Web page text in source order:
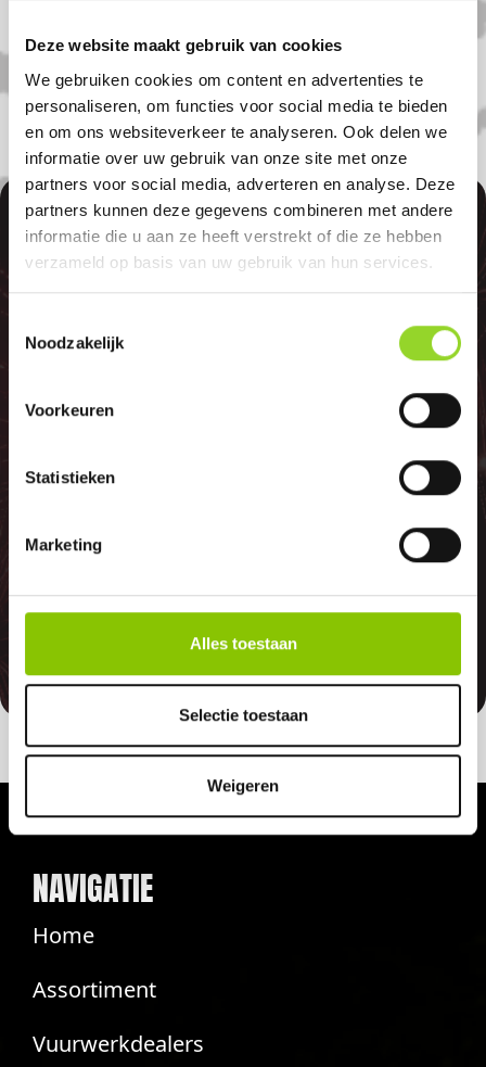
Deze website maakt gebruik van cookies
We gebruiken cookies om content en advertenties te
personaliseren, om functies voor social media te bieden
en om ons websiteverkeer te analyseren. Ook delen we
informatie over uw gebruik van onze site met onze
partners voor social media, adverteren en analyse. Deze
partners kunnen deze gegevens combineren met andere
informatie die u aan ze heeft verstrekt of die ze hebben
verzameld op basis van uw gebruik van hun services.
Noodzakelijk
Voorkeuren
Statistieken
Marketing
Alles toestaan
Selectie toestaan
Weigeren
Ingen , Lienden of Kesteren komt.
100%
GELD TERUG
Indien er in 2026 weer een landelijk
betaalde bedragen automatisch
terug
NAVIGATIE
Home
Assortiment
Vuurwerkdealers